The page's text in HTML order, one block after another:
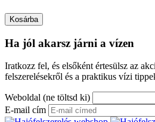
Kosárba
Ha jól akarsz járni a vízen
Iratkozz fel, és elsőként értesülsz az
felszerelésekről és a praktikus vízi
Weboldal (ne töltsd ki)
E-mail cím